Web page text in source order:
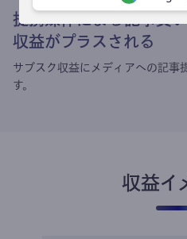
提携媒体による記事買い
収益がプラスされる
サブスク収益にメディアへの記事
す。
収益イ